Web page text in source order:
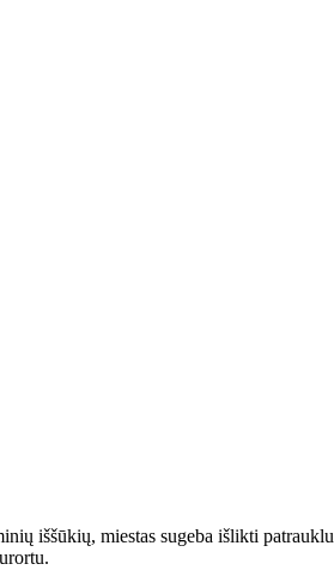
iššūkių, miestas sugeba išlikti